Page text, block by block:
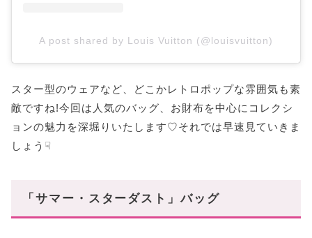
A post shared by Louis Vuitton (@louisvuitton)
スター型のウェアなど、どこかレトロポップな雰囲気も素
敵ですね!今回は人気のバッグ、お財布を中心にコレクシ
ョンの魅力を深堀りいたします♡それでは早速見ていきま
しょう☟
「サマー・スターダスト」バッグ